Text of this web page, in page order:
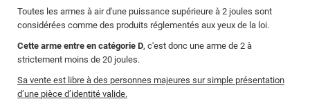
Toutes les armes à air d'une puissance supérieure à 2 joules sont
considérées comme des produits réglementés aux yeux de la loi.
Cette arme entre en catégorie D, c'est donc une arme de 2 à
strictement moins de 20 joules.
Sa vente est libre à des personnes majeures sur simple présentation
d’une pièce d’identité valide.